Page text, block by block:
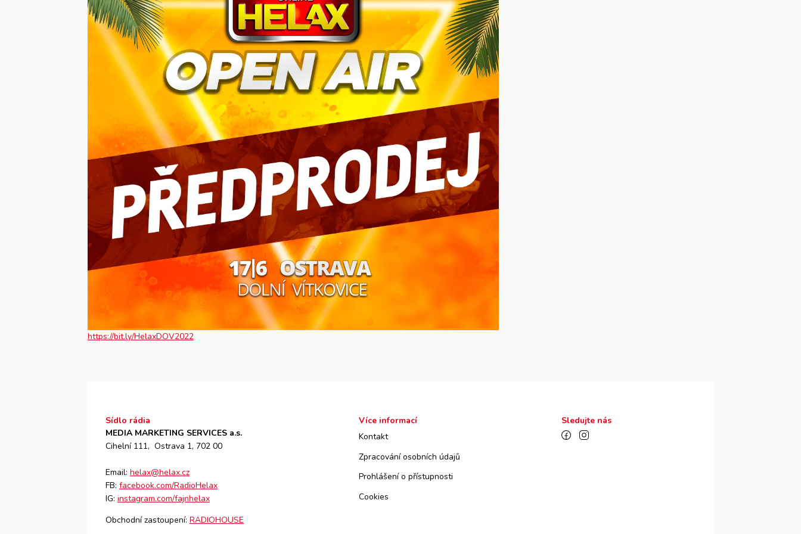
https://bit.ly/HelaxDOV2022
Sídlo rádia
MEDIA MARKETING SERVICES a.s.
Cihelní 111, Ostrava 1, 702 00
Email: helax@helax.cz
FB: facebook.com/RadioHelax
IG: instagram.com/fajnhelax
Obchodní zastoupení: RADIOHOUSE
Více informací
Kontakt
Zpracování osobních údajů
Prohlášení o přístupnosti
Cookies
Sledujte nás